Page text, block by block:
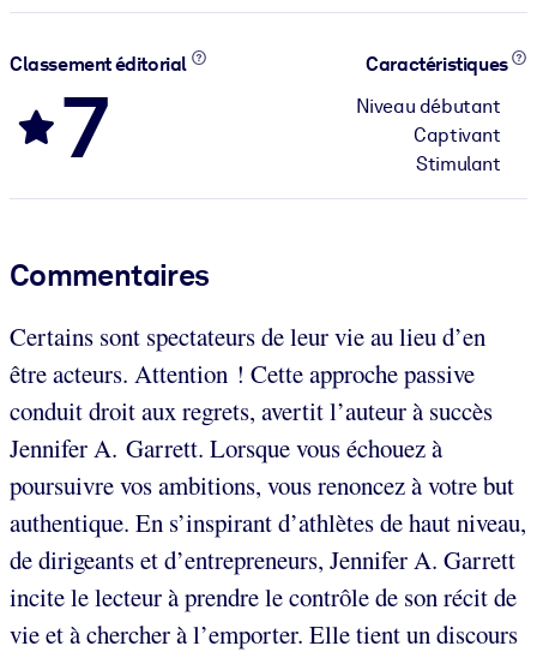
Classement éditorial
7
Caractéristiques
Niveau débutant
Captivant
Stimulant
Commentaires
Certains sont spectateurs de leur vie au lieu d’en
être acteurs. Attention ! Cette approche passive
conduit droit aux regrets, avertit l’auteur à succès
Jennifer A. Garrett. Lorsque vous échouez à
poursuivre vos ambitions, vous renoncez à votre but
authentique. En s’inspirant d’athlètes de haut niveau,
de dirigeants et d’entrepreneurs, Jennifer A. Garrett
incite le lecteur à prendre le contrôle de son récit de
vie et à chercher à l’emporter. Elle tient un discours